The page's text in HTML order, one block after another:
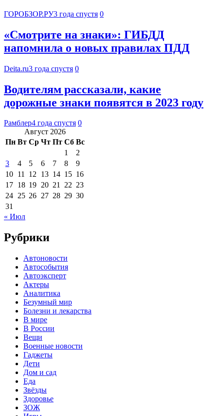
ГОРОБЗОР.РУ3 года спустя 0
«Смотрите на знаки»: ГИБДД
напомнила о новых правилах ПДД
Deita.ru3 года спустя 0
Водителям рассказали, какие
дорожные знаки появятся в 2023 году
Рамблер4 года спустя 0
Август 2026
Пн Вт Ср Чт Пт Сб Вс
1
2
3
4 5 6 7 8
9
10 11 12 13 14 15 16
17 18 19 20 21 22 23
24 25 26 27 28 29 30
31
« Июл
Рубрики
Автоновости
Автособытия
Автоэксперт
Актеры
Аналитика
Безумный мир
Болезни и лекарства
В мире
В России
Вещи
Военные новости
Гаджеты
Дети
Дом и сад
Еда
Звёзды
Здоровье
ЗОЖ